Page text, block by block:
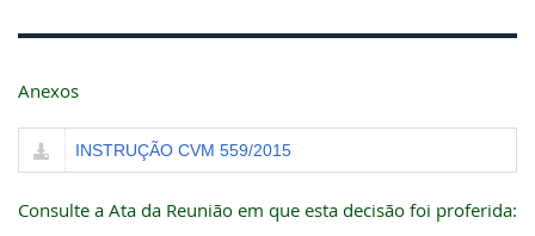
Anexos
INSTRUÇÃO CVM 559/2015
Consulte a Ata da Reunião em que esta decisão foi proferida: